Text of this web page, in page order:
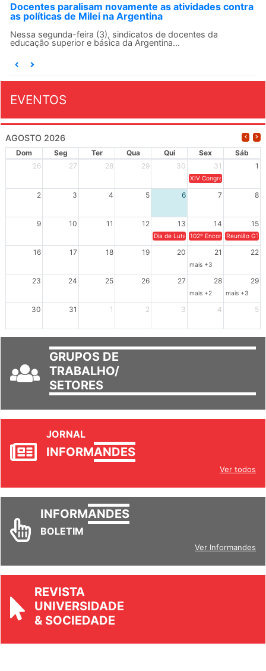
Docentes paralisam novamente as atividades contra
as políticas de Milei na Argentina
Nessa segunda-feira (3), sindicatos de docentes da
educação superior e básica da Argentina...
EVENTOS
AGOSTO 2026
Dom Seg Ter Qua Qui Sex
Sáb
26
27 28 29 30 31 1
XIV Congresso Brasileiro
2 3 4 5 6 7 8
9 10 11 12 13 14 15
Dia de Luta em Defesa de Cuba e da
102º Encontro da
Reunião
16 17 18 19 20 21 22
mais +3
23 24 25 26 27 28 29
mais +2 mais +3
30 31 1 2 3 4 5
GRUPOS DE
TRABALHO/
SETORES
JORNAL
INFORMANDES
Ver todos
INFORMANDES
BOLETIM
Ver Informandes
REVISTA
UNIVERSIDADE
& SOCIEDADE